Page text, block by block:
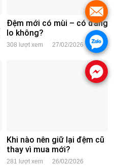
Đệm mới có mùi – có đáng
lo không?
308 lượt xem 27/02/2026
Khi nào nên giữ lại đệm cũ
thay vì mua mới?
281 lượt xem 26/02/2026
.
.
.